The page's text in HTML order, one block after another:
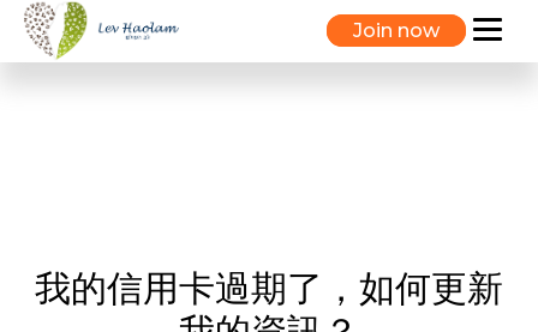
Join now
我的信用卡過期了，如何更新